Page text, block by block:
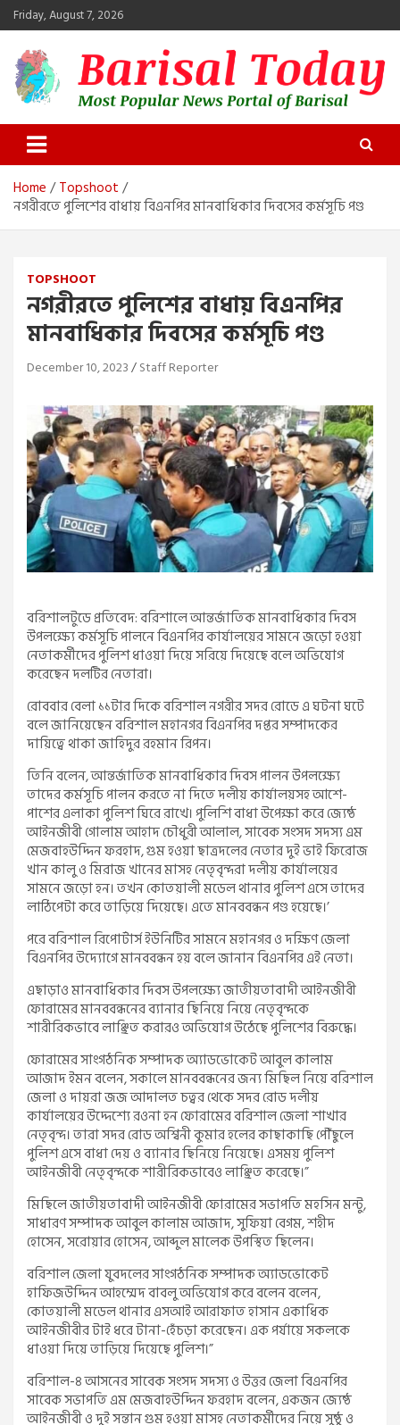
Skip
to
content
Friday, August 7, 2026
Barisal Today
The Most Popular News Portal in Barisal
Home
Topshoot
নগরীরতে পুলিশের বাধায় বিএনপির মানবাধিকার দিবসের কর্মসূচি পণ্ড
TOPSHOOT
নগরীরতে পুলিশের বাধায় বিএনপির
মানবাধিকার দিবসের কর্মসূচি পণ্ড
December 10, 2023 Staff Reporter
বরিশালটুডে প্রতিবেদ: বরিশালে আন্তর্জাতিক মানবাধিকার দিবস
উপলক্ষ্যে কর্মসূচি পালনে বিএনপির কার্যালয়ের সামনে জড়ো হওয়া
নেতাকর্মীদের পুলিশ ধাওয়া দিয়ে সরিয়ে দিয়েছে বলে অভিযোগ
করেছেন দলটির নেতারা।
রোববার বেলা ১১টার দিকে বরিশাল নগরীর সদর রোডে এ ঘটনা ঘটে
বলে জানিয়েছেন বরিশাল মহানগর বিএনপির দপ্তর সম্পাদকের
দায়িত্বে থাকা জাহিদুর রহমান রিপন।
তিনি বলেন, আন্তর্জাতিক মানবাধিকার দিবস পালন উপলক্ষ্যে
তাদের কর্মসূচি পালন করতে না দিতে দলীয় কার্যালয়সহ আশে-
পাশের এলাকা পুলিশ ঘিরে রাখে। পুলিশি বাধা উপেক্ষা করে জ্যেষ্ঠ
আইনজীবী গোলাম আহাদ চৌধুরী আলাল, সাবেক সংসদ সদস্য এম
মেজবাহউদ্দিন ফরহাদ, গুম হওয়া ছাত্রদলের নেতার দুই ভাই ফিরোজ
খান কালু ও মিরাজ খানের মাসহ নেতৃবৃন্দরা দলীয় কার্যালয়ের
সামনে জড়ো হন। তখন কোতয়ালী মডেল থানার পুলিশ এসে তাদের
লাঠিপেটা করে তাড়িয়ে দিয়েছে। এতে মানববন্ধন পণ্ড হয়েছে।’
পরে বরিশাল রিপোর্টার্স ইউনিটির সামনে মহানগর ও দক্ষিণ জেলা
বিএনপির উদ্যোগে মানববন্ধন হয় বলে জানান বিএনপির এই নেতা।
এছাড়াও মানবাধিকার দিবস উপলক্ষ্যে জাতীয়তাবাদী আইনজীবী
ফোরামের মানববন্ধনের ব্যানার ছিনিয়ে নিয়ে নেতৃবৃন্দকে
শারীরিকভাবে লাঞ্ছিত করারও অভিযোগ উঠেছে পুলিশের বিরুদ্ধে।
ফোরামের সাংগঠনিক সম্পাদক অ্যাডভোকেট আবুল কালাম
আজাদ ইমন বলেন, সকালে মানববন্ধনের জন্য মিছিল নিয়ে বরিশাল
জেলা ও দায়রা জজ আদালত চত্বর থেকে সদর রোড দলীয়
কার্যালয়ের উদ্দেশ্যে রওনা হন ফোরামের বরিশাল জেলা শাখার
নেতৃবৃন্দ। তারা সদর রোড অশ্বিনী কুমার হলের কাছাকাছি পৌঁছুলে
পুলিশ এসে বাধা দেয় ও ব্যানার ছিনিয়ে নিয়েছে। এসময় পুলিশ
আইনজীবী নেতৃবৃন্দকে শারীরিকভাবেও লাঞ্ছিত করেছে।”
মিছিলে জাতীয়তাবাদী আইনজীবী ফোরামের সভাপতি মহসিন মন্টু,
সাধারণ সম্পাদক আবুল কালাম আজাদ, সুফিয়া বেগম, শহীদ
হোসেন, সরোয়ার হোসেন, আব্দুল মালেক উপস্থিত ছিলেন।
বরিশাল জেলা যুবদলের সাংগঠনিক সম্পাদক অ্যাডভোকেট
হাফিজউদ্দিন আহম্মেদ বাবলু অভিযোগ করে বলেন বলেন,
কোতয়ালী মডেল থানার এসআই আরাফাত হাসান একাধিক
আইনজীবীর টাই ধরে টানা-হেঁচড়া করেছেন। এক পর্যায়ে সকলকে
ধাওয়া দিয়ে তাড়িয়ে দিয়েছে পুলিশ।”
বরিশাল-৪ আসনের সাবেক সংসদ সদস্য ও উত্তর জেলা বিএনপির
সাবেক সভাপতি এম মেজবাহউদ্দিন ফরহাদ বলেন, একজন জ্যেষ্ঠ
আইনজীবী ও দুই সন্তান গুম হওয়া মাসহ নেতাকর্মীদের নিয়ে সুষ্ঠু ও